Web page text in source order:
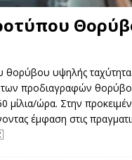
θορύβου υψηλής
προδιαγραφών
μίλια/ώρα. Στην
έμφαση στις